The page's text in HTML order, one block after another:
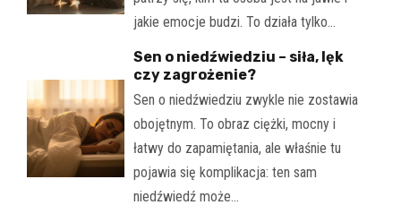
jakie emocje budzi. To działa tylko…
Sen o niedźwiedziu – siła, lęk
czy zagrożenie?
Sen o niedźwiedziu zwykle nie zostawia
obojętnym. To obraz ciężki, mocny i
łatwy do zapamiętania, ale właśnie tu
pojawia się komplikacja: ten sam
niedźwiedź może…